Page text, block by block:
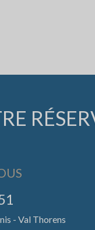
- Val Thorens